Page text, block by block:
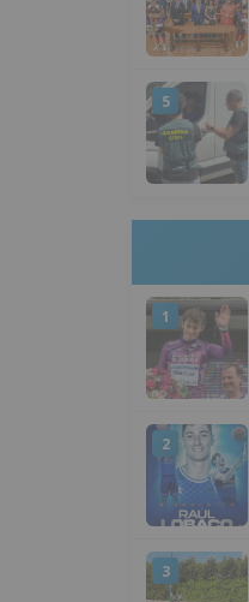
5
1
2
3